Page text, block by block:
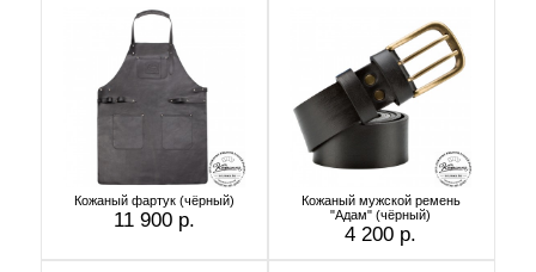
Кожаный фартук (чёрный)
11 900 р.
Кожаный мужской ремень
"Адам" (чёрный)
4 200 р.